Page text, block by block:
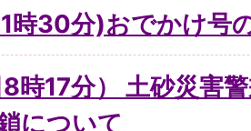
時30分)おでかけ号
8時17分） 土砂災害
について